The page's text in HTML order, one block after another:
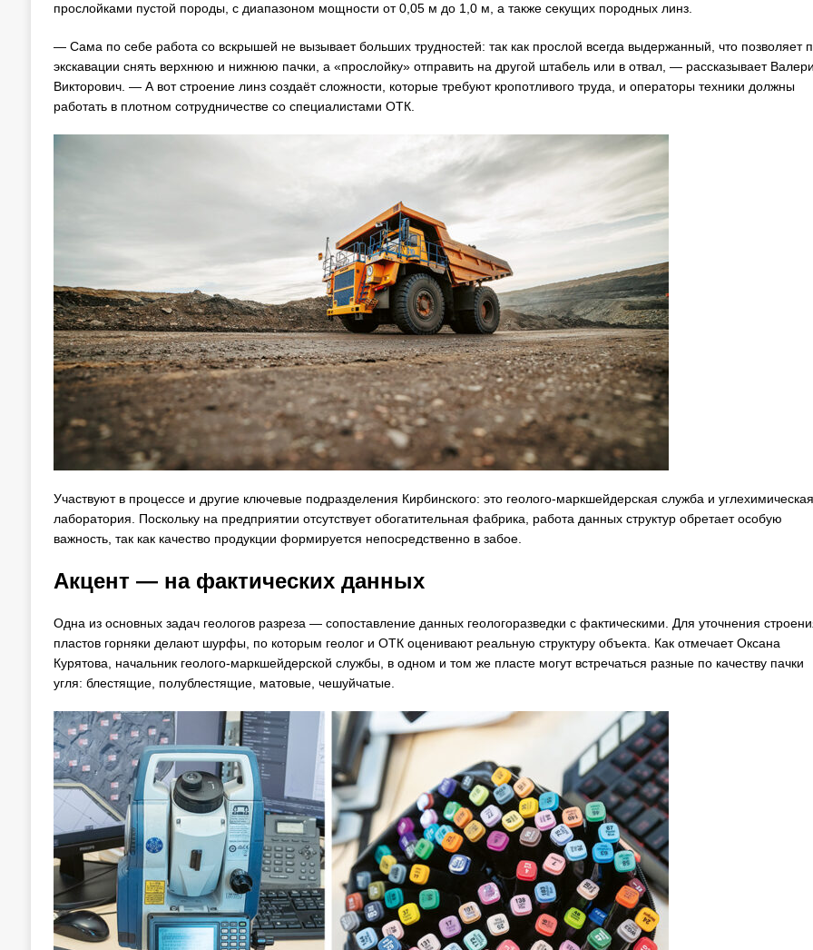
прослойками пустой породы, с диапазоном мощности от 0,05 м до 1,0 м, а также секущих породных линз.
— Сама по себе работа со вскрышей не вызывает больших трудностей: так как прослой всегда выдержанный, что позволяет
экскавации снять верхнюю и нижнюю пачки, а «прослойку» отправить на другой штабель или в отвал, — рассказывает
Викторович. — А вот строение линз создаёт сложности, которые требуют кропотливого труда, и операторы техники должны
работать в плотном сотрудничестве со специалистами ОТК.
Участвуют в процессе и другие ключевые подразделения Кирбинского: это геолого-маркшейдерская служба и углехимическая
лаборатория. Поскольку на предприятии отсутствует обогатительная фабрика, работа данных структур обретает особую
важность, так как качество продукции формируется непосредственно в забое.
Акцент — на фактических данных
Одна из основных задач геологов разреза — сопоставление данных геологоразведки с фактическими. Для уточнения
пластов горняки делают шурфы, по которым геолог и ОТК оценивают реальную структуру объекта. Как отмечает Оксана
Курятова, начальник геолого-маркшейдерской службы, в одном и том же пласте могут встречаться разные по качеству пачки
угля: блестящие, полублестящие, матовые, чешуйчатые.